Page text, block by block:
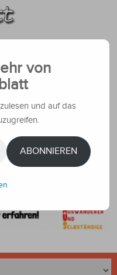
von
und auf das
ABONNIEREN